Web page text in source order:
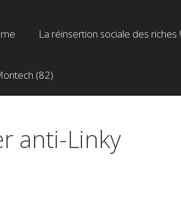
La réinsertion sociale des riches !
(82)
anti-Linky